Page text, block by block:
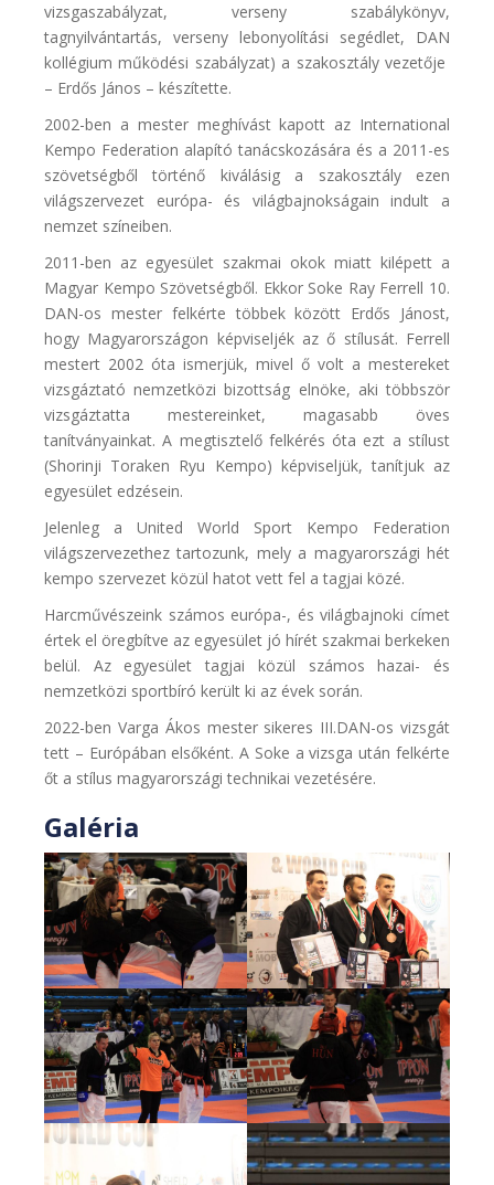
vizsgaszabályzat, verseny szabálykönyv,
tagnyilvántartás, verseny lebonyolítási segédlet, DAN
kollégium működési szabályzat) a szakosztály vezetője
– Erdős János – készítette.
2002-ben a mester meghívást kapott az International
Kempo Federation alapító tanácskozására és a 2011-es
szövetségből történő kiválásig a szakosztály ezen
világszervezet európa- és világbajnokságain indult a
nemzet színeiben.
2011-ben az egyesület szakmai okok miatt kilépett a
Magyar Kempo Szövetségből. Ekkor Soke Ray Ferrell 10.
DAN-os mester felkérte többek között Erdős Jánost,
hogy Magyarországon képviseljék az ő stílusát. Ferrell
mestert 2002 óta ismerjük, mivel ő volt a mestereket
vizsgáztató nemzetközi bizottság elnöke, aki többször
vizsgáztatta mestereinket, magasabb öves
tanítványainkat. A megtisztelő felkérés óta ezt a stílust
(Shorinji Toraken Ryu Kempo) képviseljük, tanítjuk az
egyesület edzésein.
Jelenleg a United World Sport Kempo Federation
világszervezethez tartozunk, mely a magyarországi hét
kempo szervezet közül hatot vett fel a tagjai közé.
Harcművészeink számos európa-, és világbajnoki címet
értek el öregbítve az egyesület jó hírét szakmai berkeken
belül. Az egyesület tagjai közül számos hazai- és
nemzetközi sportbíró került ki az évek során.
2022-ben Varga Ákos mester sikeres III.DAN-os vizsgát
tett – Európában elsőként. A Soke a vizsga után felkérte
őt a stílus magyarországi technikai vezetésére.
Galéria